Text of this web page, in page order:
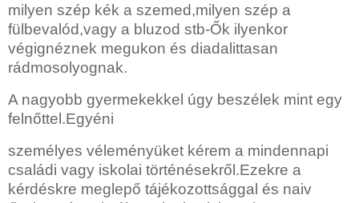
milyen szép kék a szemed,milyen szép a
fülbevalód,vagy a bluzod stb-Ők ilyenkor
végignéznek megukon és diadalittasan
rádmosolyognak.
A nagyobb gyermekekkel úgy beszélek mint egy
felnőttel.Egyéni
személyes véleményüket kérem a mindennapi
családi vagy iskolai történésekről.Ezekre a
kérdéskre meglepő tájékozottsággal és naiv